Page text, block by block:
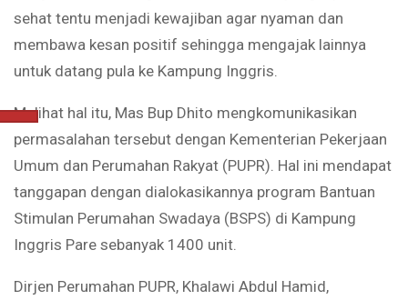
sehat tentu menjadi kewajiban agar nyaman dan
membawa kesan positif sehingga mengajak lainnya
untuk datang pula ke Kampung Inggris.
Melihat hal itu, Mas Bup Dhito mengkomunikasikan
permasalahan tersebut dengan Kementerian Pekerjaan
Umum dan Perumahan Rakyat (PUPR). Hal ini mendapat
tanggapan dengan dialokasikannya program Bantuan
Stimulan Perumahan Swadaya (BSPS) di Kampung
Inggris Pare sebanyak 1400 unit.
Dirjen Perumahan PUPR, Khalawi Abdul Hamid,